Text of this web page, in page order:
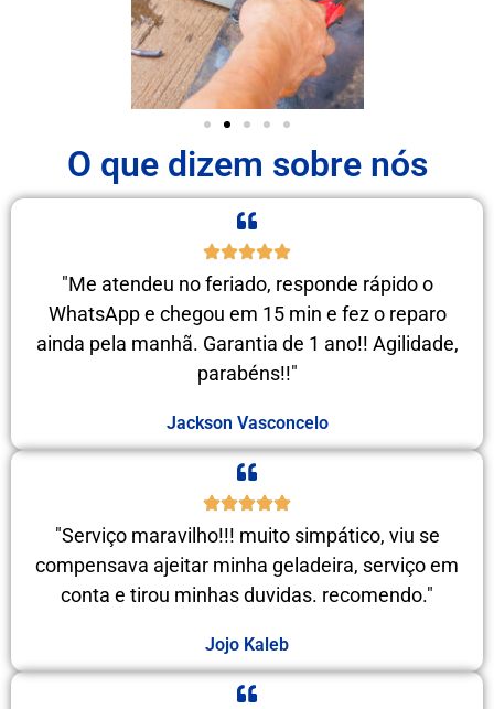
O que dizem sobre nós
"Me atendeu no feriado, responde rápido o
WhatsApp e chegou em 15 min e fez o reparo
ainda pela manhã. Garantia de 1 ano!! Agilidade,
parabéns!!"
Jackson Vasconcelo
"Serviço maravilho!!! muito simpático, viu se
compensava ajeitar minha geladeira, serviço em
conta e tirou minhas duvidas. recomendo."
Jojo Kaleb